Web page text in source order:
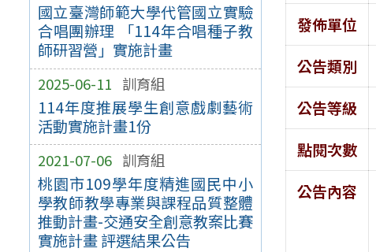
國立臺灣師範大學代管國立實驗
合唱團辦理 「114年合唱種子教
師研習營」實施計畫
2025-06-11 訓育組
114年度推展學生創意戲劇藝術
活動實施計畫1份
2021-07-06 訓育組
桃園市109學年度精進國民中小
學教師教學專業與課程品質整體
推動計畫-交通安全創意教案比賽
實施計畫 評選結果公告
發佈單位
公告類別
公告等級
點閱次數
公告內容